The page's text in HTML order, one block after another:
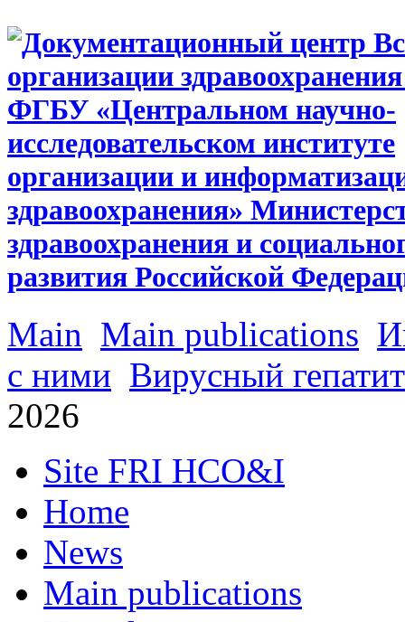
Main Main publications
с ними Вирусный гепатит
2026
Site FRI HCO&I
Home
News
Main publications